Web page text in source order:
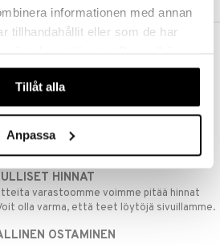
informationen med annan
tillhandahållit eller som de har
användande av vår webbplats.
Tillåt alla
Anpassa
huolimatta siitä ostatko yksittäisen
tilauksellesi joka ylittää 50 €.
TOIMITUKSET
tilaukset lähetetään normaalisti samana
HINNAT
varastoomme voimme pitää hinnat
olla varma, että teet löytöjä sivuillamme.
OSTAMINEN